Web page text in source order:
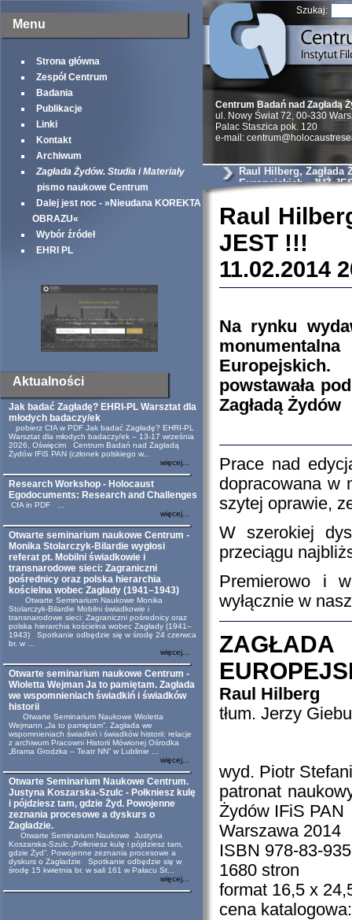
Menu
Strona główna
Zespół Centrum
Badania
Publikacje
Linki
Kontakt
Archiwum
Zagłada Żydów. Studia i Materiały
pismo naukowe Centrum
Dalej jest noc - »Nieudana KOREKTA
OBRAZU«
Wybór źródeł
EHRI PL
Aktualności
Jak badać Zagładę? EHRI-PL Warsztat dla
młodych badaczy/ek
pobierz CfA w PDF Jak badać Zagładę? EHRI-PL
Warsztat dla młodych badaczy/ek – 13-17 września
2026, Oświęcim Centrum Badań nad Zagładą
Żydów IFiS PAN (członek polskiego w...
więcej...
Research Workshop - Holocaust
Egodocuments: Research and Challenges
CfA in PDF ...
więcej...
Otwarte seminarium naukowe Centrum -
Monika Stolarczyk-Bilardie wygłosi
referat pt. Mobilni świadkowie i
transnarodowe sieci: Zagraniczni
pośrednicy oraz polska hierarchia
kościelna wobec Zagłady (1941–1943)
Otwarte Seminarium Naukowe Monika
Stolarczyk-Bilardie Mobilni świadkowie i
transnarodowe sieci: Zagraniczni pośrednicy oraz
polska hierarchia kościelna wobec Zagłady (1941–
1943) Spotkanie odbędzie się w środę 24 czerwca
br. w ...
więcej...
Otwarte seminarium naukowe Centrum -
Wioletta Wejman Ja to pamiętam. Zagłada
we wspomnieniach świadkiń i świadków
historii
Otwarte Seminarium Naukowe Wioletta
Wejmann „Ja to pamiętam”. Zagłada we
wspomnieniach świadkiń i świadków historii: relacje
z archiwum Pracowni Historii Mówionej Ośrodka
„Brama Grodzka – Teatr NN” w Lublinie ...
więcej...
Otwarte Seminarium Naukowe Centrum.
Justyna Koszarska-Szulc - Połkniesz kulę
i pójdziesz tam, gdzie Żyd. Powojenne
zeznania procesowe a dyskurs o
Zagładzie.
Otwarte Seminarium Naukowe Justyna
Koszarska-Szulc „Połkniesz kulę i pójdziesz tam,
gdzie Żyd”. Powojenne zeznania procesowe a
dyskurs o Zagładzie Spotkanie odbędzie się w
środę 15 kwietnia br. w sali 161 w Pałacu St...
więcej...
Szukaj:
Centrum Badań nad Zagładą
ul. Nowy Świat 72, 00-330
Palac Staszica pok. 120
e-mail:
Raul Hilberg, Zagłada
Europejskich - JUŻ
Raul
JEST !!!
11.02.2014
Na rynku
powstawała
Zagładą Żydów
Prace nad
dopracowana w
szytej oprawie,
W szerokiej
przeciągu
Premierowo i
wyłącznie w
Raul Hilberg
tłum. Jerzy
wyd. Piotr
patronat
Żydów IFiS PAN
Warszawa 2014
ISBN 978-83-
1680 stron
format 16,5 x
cena